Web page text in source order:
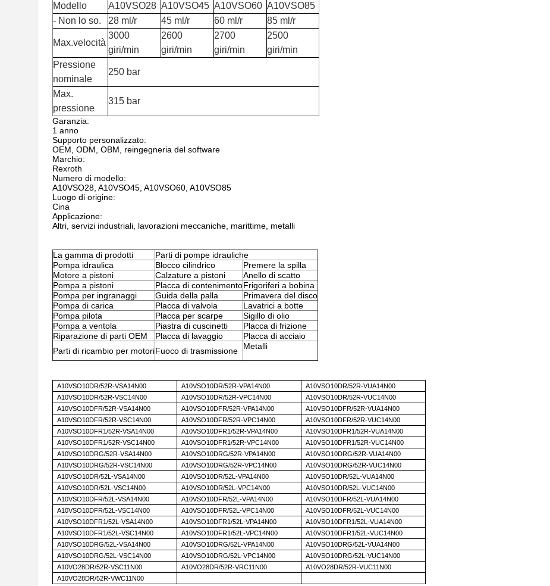
Modello A10VSO28 A10VSO45 A10VSO60 A10VSO85
- Non lo so.
28 ml/r 45 ml/r 60 ml/r 85 ml/r
Max.velocità
3000
giri/min
2600
giri/min
2700
giri/min
2500
giri/min
Pressione
nominale
250 bar
Max.
pressione
315 bar
Garanzia:
1 anno
Supporto personalizzato:
OEM, ODM, OBM, reingegneria del software
Marchio:
Rexroth
Numero di modello:
A10VSO28, A10VSO45, A10VSO60, A10VSO85
Luogo di origine:
Cina
Applicazione:
Altri, servizi industriali, lavorazioni meccaniche, marittime, metalli
La gamma di prodotti
Parti di pompe idrauliche
Pompa idraulica
Blocco cilindrico
Premere la spilla
Motore a pistoni
Calzature a pistoni
Anello di scatto
Pompa a pistoni
Placca di contenimentoFrigoriferi a bobina
Pompa per ingranaggi
Guida della palla
Primavera del disco
Pompa di carica
Placca di valvola
Lavatrici a botte
Pompa pilota
Placca per scarpe
Sigillo di olio
Pompa a ventola
Piastra di cuscinetti
Placca di frizione
Riparazione di parti OEM
Placca di lavaggio
Placca di acciaio
Parti di ricambio per motoriFuoco di trasmissione Metalli
A10VSO10DR/52R-VSA14N00 A10VSO10DR/52R-VPA14N00
A10VSO10DR/52R-VUA14N00
A10VSO10DR/52R-VSC14N00
A10VSO10DR/52R-VPC14N00
A10VSO10DR/52R-VUC14N00
A10VSO10DFR/52R-VSA14N00
A10VSO10DFR/52R-VPA14N00
A10VSO10DFR/52R-VUA14N00
A10VSO10DFR/52R-VSC14N00
A10VSO10DFR/52R-VPC14N00
A10VSO10DFR/52R-VUC14N00
A10VSO10DFR1/52R-VSA14N00
A10VSO10DFR1/52R-VPA14N00
A10VSO10DFR1/52R-VUA14N00
A10VSO10DFR1/52R-VSC14N00
A10VSO10DFR1/52R-VPC14N00
A10VSO10DFR1/52R-VUC14N00
A10VSO10DRG/52R-VSA14N00
A10VSO10DRG/52R-VPA14N00
A10VSO10DRG/52R-VUA14N00
A10VSO10DRG/52R-VSC14N00
A10VSO10DRG/52R-VPC14N00
A10VSO10DRG/52R-VUC14N00
A10VSO10DR/52L-VSA14N00
A10VSO10DR/52L-VPA14N00
A10VSO10DR/52L-VUA14N00
A10VSO10DR/52L-VSC14N00
A10VSO10DR/52L-VPC14N00
A10VSO10DR/52L-VUC14N00
A10VSO10DFR/52L-VSA14N00
A10VSO10DFR/52L-VPA14N00
A10VSO10DFR/52L-VUA14N00
A10VSO10DFR/52L-VSC14N00
A10VSO10DFR/52L-VPC14N00
A10VSO10DFR/52L-VUC14N00
A10VSO10DFR1/52L-VSA14N00
A10VSO10DFR1/52L-VPA14N00
A10VSO10DFR1/52L-VUA14N00
A10VSO10DFR1/52L-VSC14N00
A10VSO10DFR1/52L-VPC14N00
A10VSO10DFR1/52L-VUC14N00
A10VSO10DRG/52L-VSA14N00
A10VSO10DRG/52L-VPA14N00
A10VSO10DRG/52L-VUA14N00
A10VSO10DRG/52L-VSC14N00
A10VSO10DRG/52L-VPC14N00
A10VSO10DRG/52L-VUC14N00
A10VO28DR/52R-VSC11N00
A10VO28DR/52R-VRC11N00
A10VO28DR/52R-VUC11N00
A10VO28DR/52R-VWC11N00